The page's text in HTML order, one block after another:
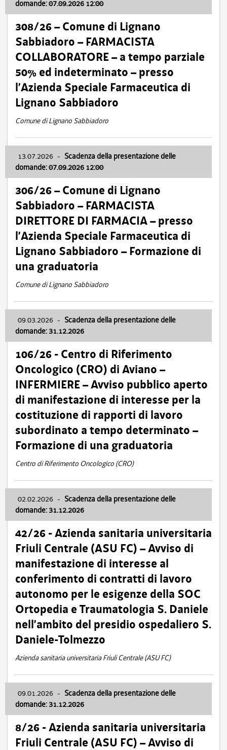
domande: 07.09.2026 12:00
308/26 – Comune di Lignano
Sabbiadoro – FARMACISTA
COLLABORATORE – a tempo parziale
50% ed indeterminato – presso
l’Azienda Speciale Farmaceutica di
Lignano Sabbiadoro
Comune di Lignano Sabbiadoro
13.07.2026 - Scadenza della presentazione delle
domande: 07.09.2026 12:00
306/26 – Comune di Lignano
Sabbiadoro – FARMACISTA
DIRETTORE DI FARMACIA – presso
l’Azienda Speciale Farmaceutica di
Lignano Sabbiadoro – Formazione di
una graduatoria
Comune di Lignano Sabbiadoro
09.03.2026 - Scadenza della presentazione delle
domande: 31.12.2026
106/26 - Centro di Riferimento
Oncologico (CRO) di Aviano –
INFERMIERE – Avviso pubblico aperto
di manifestazione di interesse per la
costituzione di rapporti di lavoro
subordinato a tempo determinato –
Formazione di una graduatoria
Centro di Riferimento Oncologico (CRO)
02.02.2026 - Scadenza della presentazione delle
domande: 31.12.2026
42/26 - Azienda sanitaria universitaria
Friuli Centrale (ASU FC) – Avviso di
manifestazione di interesse al
conferimento di contratti di lavoro
autonomo per le esigenze della SOC
Ortopedia e Traumatologia S. Daniele
nell’ambito del presidio ospedaliero S.
Daniele-Tolmezzo
Azienda sanitaria universitaria Friuli Centrale (ASU FC)
09.01.2026 - Scadenza della presentazione delle
domande: 31.12.2026
8/26 - Azienda sanitaria universitaria
Friuli Centrale (ASU FC) – Avviso di